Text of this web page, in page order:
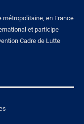
métropolitaine, en France
et participe
Cadre de Lutte